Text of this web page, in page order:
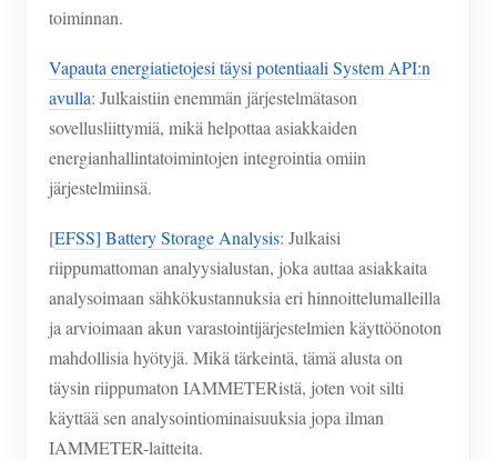
toiminnan.
Vapauta energiatietojesi täysi potentiaali System API:n
avulla: Julkaistiin enemmän järjestelmätason
sovellusliittymiä, mikä helpottaa asiakkaiden
energianhallintatoimintojen integrointia omiin
järjestelmiinsä.
[EFSS] Battery Storage Analysis: Julkaisi
riippumattoman analyysialustan, joka auttaa asiakkaita
analysoimaan sähkökustannuksia eri hinnoittelumalleilla
ja arvioimaan akun varastointijärjestelmien käyttöönoton
mahdollisia hyötyjä. Mikä tärkeintä, tämä alusta on
täysin riippumaton IAMMETERistä, joten voit silti
käyttää sen analysointiominaisuuksia jopa ilman
IAMMETER-laitteita.